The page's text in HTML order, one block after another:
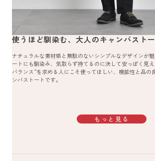
使うほど馴染む、大人のキャンバスト
ナチュラルな素材感と無駄のないシンプルなデザインが
ートにも馴染み、気取らず持てるのに決して安っぽく見
バランス”を求める人にこそ使ってほしい、機能性と品の
ンバストートです。
もっと見る